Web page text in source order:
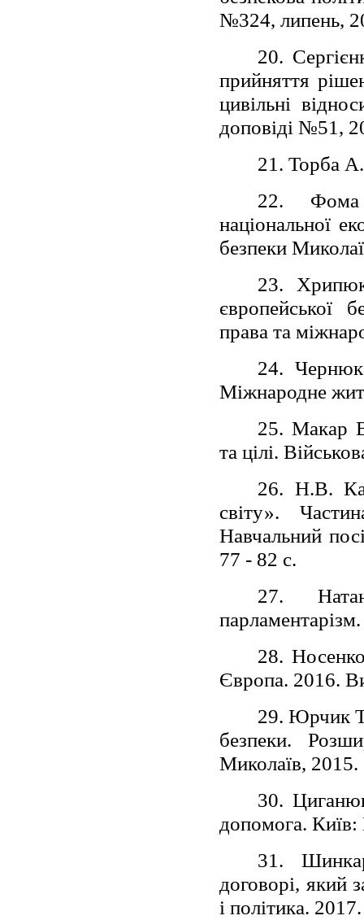
№324, липень,
20.
прийняття
цивільні
доповіді №51,
21. Торба
22. Фома
національної
безпеки
23.
європейської
права та
24.
Міжнародне
25. Макар
та цілі.
26. Н.В.
світу».
Навчальний
77 - 82 с.
27.
28.
Європа. 2016.
29. Юрчик
безпеки.
Миколаїв, 2015.
30.
допомога.
31.
договорі, який
і політика.